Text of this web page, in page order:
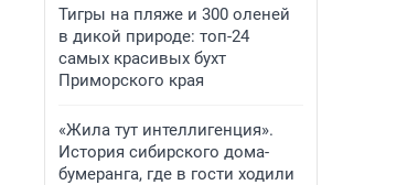
Тигры на пляже и 300 оленей
в дикой природе: топ-24
самых красивых бухт
Приморского края
«Жила тут интеллигенция».
История сибирского дома-
бумеранга, где в гости ходили